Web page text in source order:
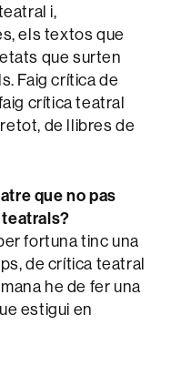
i,
els textos que
que surten
Faig crítica de
crítica teatral
de llibres de
que no pas
fortuna tinc una
de crítica teatral
he de fer una
estigui en